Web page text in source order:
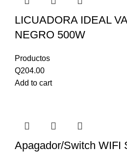
LICUADORA IDEAL
NEGRO 500W
Productos
Q204.00
Add to cart
Apagador/Switch WIFI